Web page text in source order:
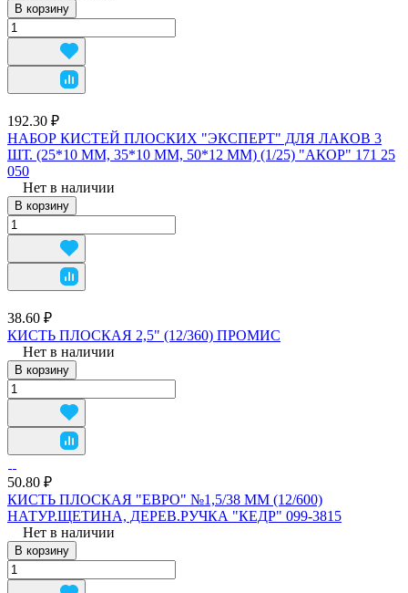
В корзину
192.30 ₽
НАБОР КИСТЕЙ ПЛОСКИХ "ЭКСПЕРТ" ДЛЯ ЛАКОВ 3
ШТ. (25*10 ММ, 35*10 ММ, 50*12 ММ) (1/25) "АКОР" 171 25
050
Нет в наличии
В корзину
38.60 ₽
КИСТЬ ПЛОСКАЯ 2,5" (12/360) ПРОМИС
Нет в наличии
В корзину
50.80 ₽
КИСТЬ ПЛОСКАЯ "ЕВРО" №1,5/38 ММ (12/600)
НАТУР.ЩЕТИНА, ДЕРЕВ.РУЧКА "КЕДР" 099-3815
Нет в наличии
В корзину